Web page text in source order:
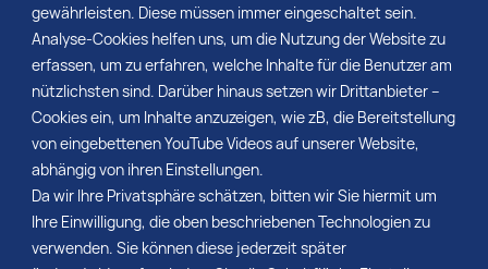
gewährleisten. Diese müssen immer eingeschaltet sein.
Analyse-Cookies helfen uns, um die Nutzung der Website zu
erfassen, um zu erfahren, welche Inhalte für die Benutzer am
nützlichsten sind. Darüber hinaus setzen wir Drittanbieter –
Cookies ein, um Inhalte anzuzeigen, wie zB, die Bereitstellung
von eingebettenen YouTube Videos auf unserer Website,
abhängig von ihren Einstellungen.
Da wir Ihre Privatsphäre schätzen, bitten wir Sie hiermit um
Ihre Einwilligung, die oben beschriebenen Technologien zu
verwenden. Sie können diese jederzeit später
MEHR